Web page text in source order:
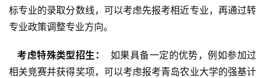
标专业的录取分数线，可以考虑先报考相近专业，再通过转
专业政策调整专业方向。
  考虑特殊类型招生：
如果具备一定的优势，例如参加过
相关竞赛并获得奖项，可以考虑报考青岛农业大学的强基计